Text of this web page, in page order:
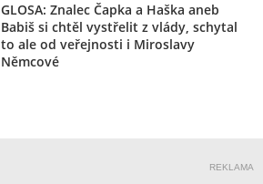
GLOSA: Znalec Čapka a Haška aneb
Babiš si chtěl vystřelit z vlády, schytal
to ale od veřejnosti i Miroslavy
Němcové
REKLAMA